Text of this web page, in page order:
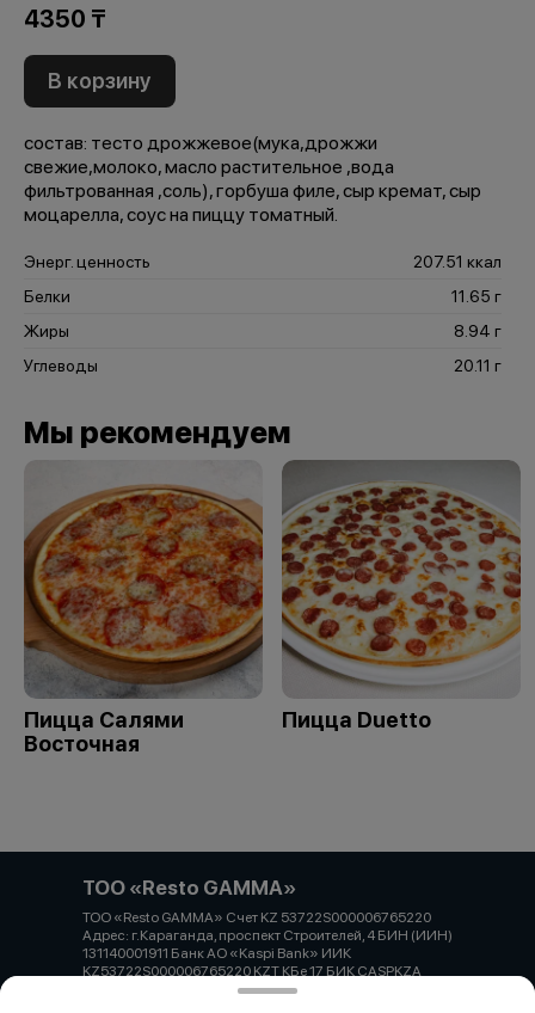
4350 ₸
В корзину
состав: тесто дрожжевое(мука,дрожжи
свежие,молоко, масло растительное ,вода
фильтрованная ,соль), горбуша филе, сыр кремат, сыр
моцарелла, соус на пиццу томатный.
Энерг. ценность
207.51 ккал
Белки
11.65 г
Жиры
8.94 г
Углеводы
20.11 г
Мы рекомендуем
Пицца Салями
Восточная
Пицца Duetto
ТОО «Resto GAMMA»
ТОО «Resto GAMMA» Счет KZ 53722S000006765220
Адрес: г.Караганда, проспект Строителей, 4 БИН (ИИН)
131140001911 Банк АО «Kaspi Bank» ИИК
KZ53722S000006765220 KZT КБе 17 БИК CASPKZA
Работает на эффективном ядреFoodpicásso